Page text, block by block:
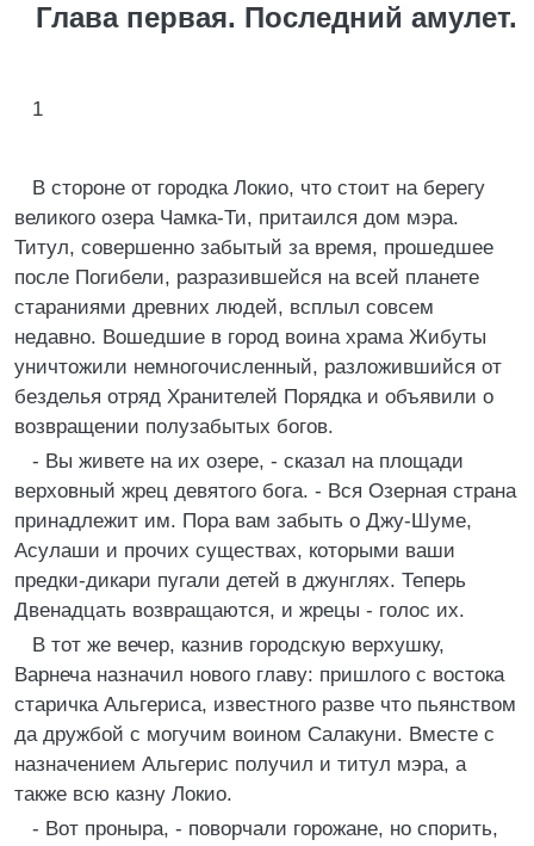
Глава первая. Последний амулет.
1
В стороне от городка Локио, что стоит на берегу
великого озера Чамка-Ти, притаился дом мэра.
Титул, совершенно забытый за время, прошедшее
после Погибели, разразившейся на всей планете
стараниями древних людей, всплыл совсем
недавно. Вошедшие в город воина храма Жибуты
уничтожили немногочисленный, разложившийся от
безделья отряд Хранителей Порядка и объявили о
возвращении полузабытых богов.
- Вы живете на их озере, - сказал на площади
верховный жрец девятого бога. - Вся Озерная страна
принадлежит им. Пора вам забыть о Джу-Шуме,
Асулаши и прочих существах, которыми ваши
предки-дикари пугали детей в джунглях. Теперь
Двенадцать возвращаются, и жрецы - голос их.
В тот же вечер, казнив городскую верхушку,
Варнеча назначил нового главу: пришлого с востока
старичка Альгериса, известного разве что пьянством
да дружбой с могучим воином Салакуни. Вместе с
назначением Альгерис получил и титул мэра, а
также всю казну Локио.
- Вот проныра, - поворчали горожане, но спорить,